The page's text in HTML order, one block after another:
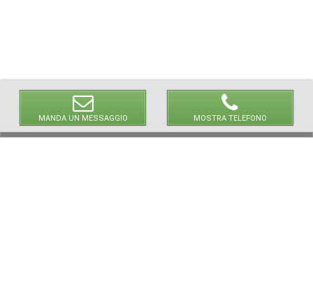
MANDA UN MESSAGGIO MOSTRA TELEFONO